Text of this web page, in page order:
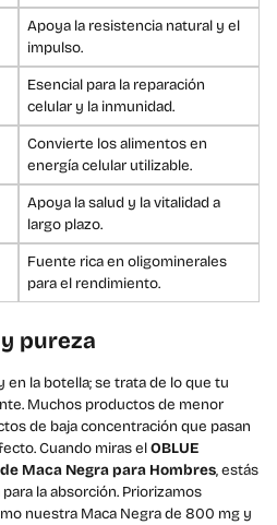
Apoya la resistencia natural y el
impulso.
Esencial para la reparación
celular y la inmunidad.
Convierte los alimentos en
energía celular utilizable.
Apoya la salud y la vitalidad a
largo plazo.
Fuente rica en oligominerales
para el rendimiento.
pureza
en la botella; se trata de lo que tu
Muchos productos de menor
de baja concentración que pasan
Cuando miras elOBLUE
Maca Negra para Hombres, estás
la absorción. Priorizamos
nuestra Maca Negra de 800 mg y